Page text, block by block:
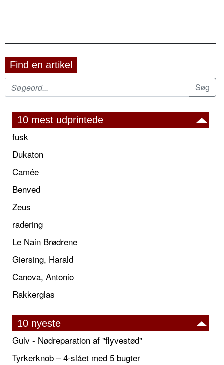
Find en artikel
10 mest udprintede
fusk
Dukaton
Camée
Benved
Zeus
radering
Le Nain Brødrene
Giersing, Harald
Canova, Antonio
Rakkerglas
10 nyeste
Gulv - Nødreparation af "flyvestød"
Tyrkerknob – 4-slået med 5 bugter